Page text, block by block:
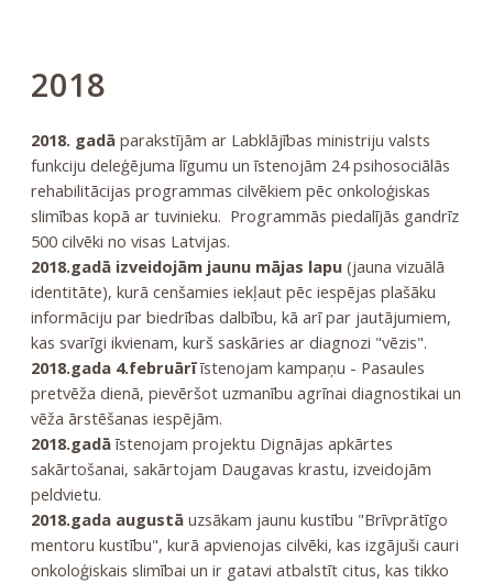
2018
2018. gadāparakstījām ar Labklājības ministriju valsts
funkciju deleģējuma līgumu un īstenojām 24 psihosociālās
rehabilitācijas programmas cilvēkiem pēc onkoloģiskas
slimības kopā ar tuvinieku. Programmās piedalījās gandrīz
500 cilvēki no visas Latvijas.
2018.gadā izveidojām jaunu mājas lapu(jauna vizuālā
identitāte), kurā cenšamies iekļaut pēc iespējas plašāku
informāciju par biedrības dalbību, kā arī par jautājumiem,
kas svarīgi ikvienam, kurš saskāries ar diagnozi "vēzis".
2018.gada 4.februārīīstenojam kampaņu - Pasaules
pretvēža dienā, pievēršot uzmanību agrīnai diagnostikai un
vēža ārstēšanas iespējām.
2018.gadāīstenojam projektu Dignājas apkārtes
sakārtošanai, sakārtojam Daugavas krastu, izveidojām
peldvietu.
2018.gada augustāuzsākam jaunu kustību "Brīvprātīgo
mentoru kustību", kurā apvienojas cilvēki, kas izgājuši cauri
onkoloģiskais slimībai un ir gatavi atbalstīt citus, kas tikko